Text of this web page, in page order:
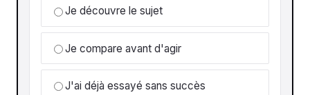
Je découvre le sujet
Je compare avant d'agir
J'ai déjà essayé sans succès